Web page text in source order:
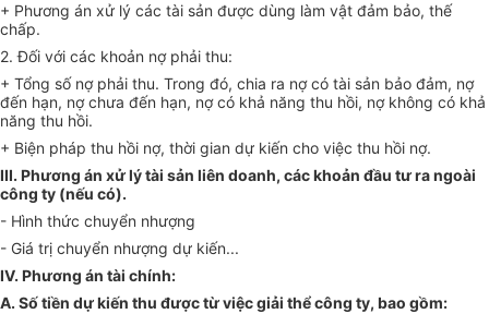
+ Phương án xử lý các tài sản được dùng làm vật đảm bảo, thế
chấp.
2. Đối với các khoản nợ phải thu:
+ Tổng số nợ phải thu. Trong đó, chia ra nợ có tài sản bảo đảm, nợ
đến hạn, nợ chưa đến hạn, nợ có khả năng thu hồi, nợ không có khả
năng thu hồi.
+ Biện pháp thu hồi nợ, thời gian dự kiến cho việc thu hồi nợ.
III. Phương án xử lý tài sản liên doanh, các khoản đầu tư ra ngoài
công ty (nếu có).
- Hình thức chuyển nhượng
- Giá trị chuyển nhượng dự kiến...
IV. Phương án tài chính:
A. Số tiền dự kiến thu được từ việc giải thể công ty, bao gồm: